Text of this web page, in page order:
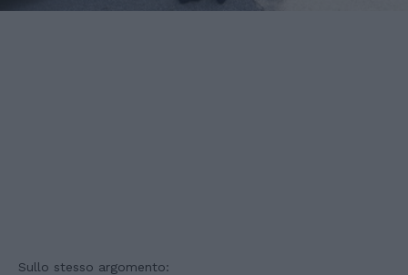
Sullo stesso argomento: